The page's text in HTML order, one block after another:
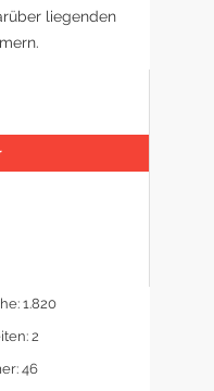
liegenden
1.820
2
46